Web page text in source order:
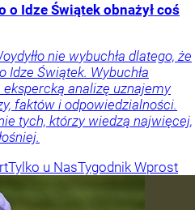
o Idze Świątek obnażył coś
nie wybuchła dlatego, że
Idze Świątek. Wybuchła
analizę uznajemy
faktów i odpowiedzialności.
tych, którzy wiedzą najwięcej,
Tylko u NasTygodnik Wprost